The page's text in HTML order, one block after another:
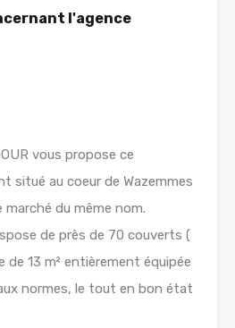
l'agence
vous propose ce
situé au coeur de Wazemmes
marché du même nom.
de près de 70 couverts (
de 13 m² entièrement équipée
normes, le tout en bon état